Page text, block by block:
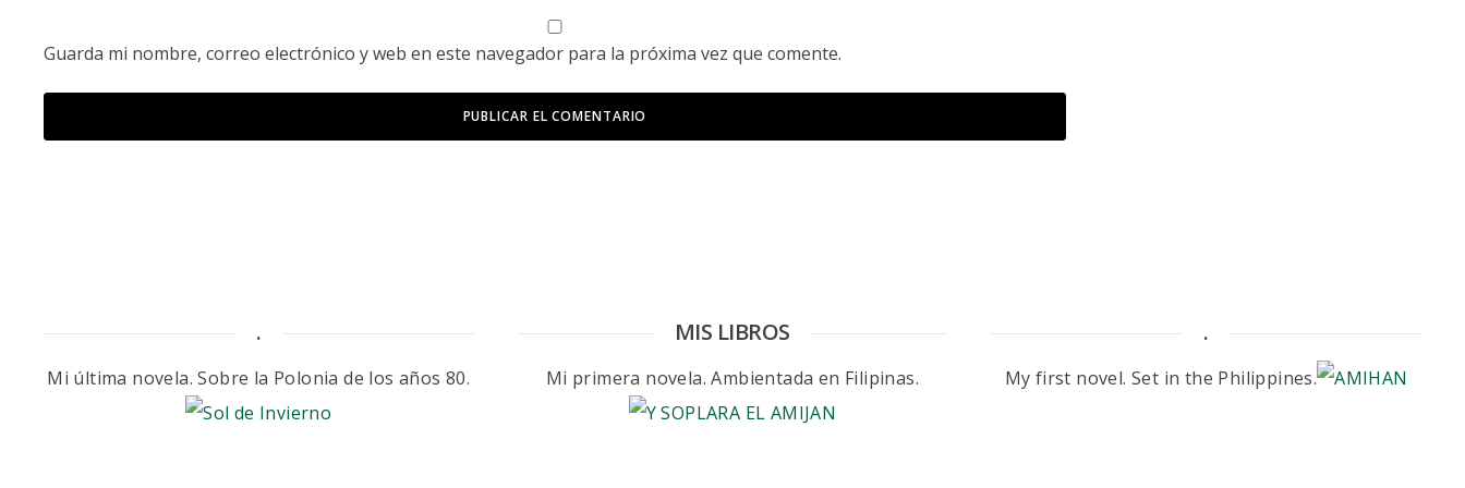
Guarda mi nombre, correo electrónico y web en este navegador para la próxima vez que comente.
.
Mi última novela. Sobre la Polonia de los años 80.
MIS LIBROS
Mi primera novela. Ambientada en Filipinas.
.
My first novel. Set in the Philippines.